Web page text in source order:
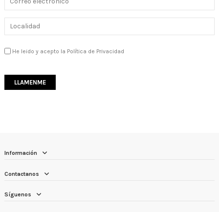
He leido y acepto la Política de Privacidad
Información
Contactanos
Síguenos